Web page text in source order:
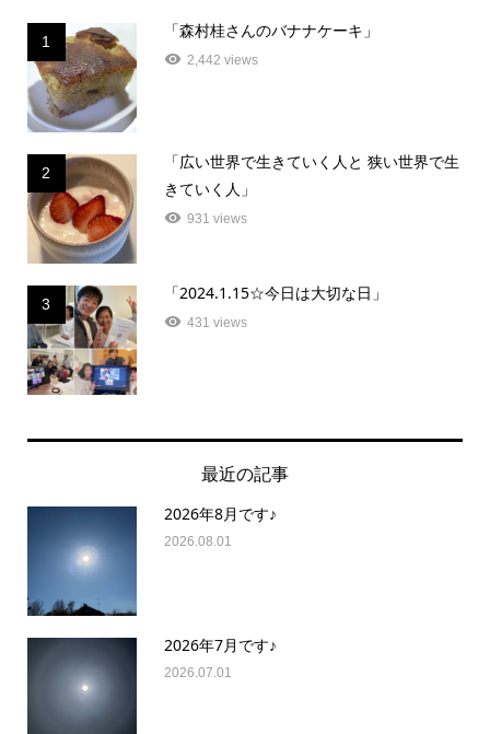
1
「森村桂さんのバナナケーキ」
2,442 views
2
「広い世界で生きていく人と 狭い世界で生
きていく人」
931 views
3
「2024.1.15☆今日は大切な日」
431 views
最近の記事
2026年8月です♪
2026.08.01
2026年7月です♪
2026.07.01